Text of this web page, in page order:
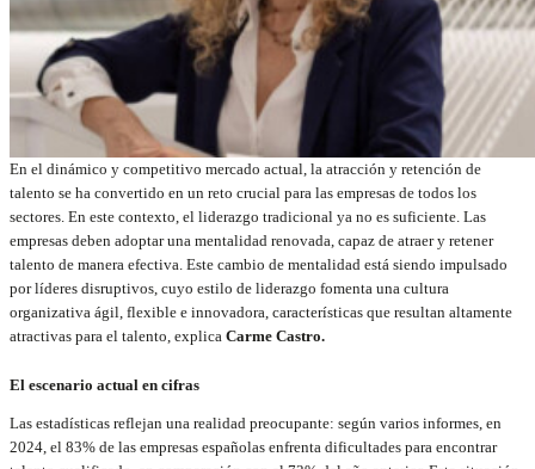
En el dinámico y competitivo mercado actual, la atracción y retención de
talento se ha convertido en un reto crucial para las empresas de todos los
sectores. En este contexto, el liderazgo tradicional ya no es suficiente. Las
empresas deben adoptar una mentalidad renovada, capaz de atraer y retener
talento de manera efectiva. Este cambio de mentalidad está siendo impulsado
por líderes disruptivos, cuyo estilo de liderazgo fomenta una cultura
organizativa ágil, flexible e innovadora, características que resultan altamente
atractivas para el talento, explica Carme Castro.
El escenario actual en cifras
Las estadísticas reflejan una realidad preocupante: según varios informes, en
2024, el 83% de las empresas españolas enfrenta dificultades para encontrar